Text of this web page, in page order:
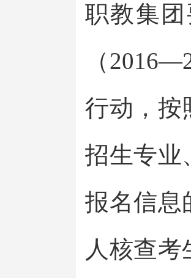
职教集
（
行动，按
招生专业
报名信息
人核查